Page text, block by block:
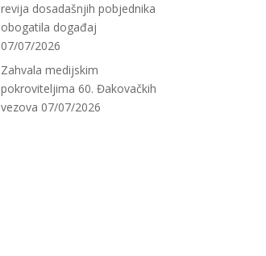
revija dosadašnjih pobjednika
obogatila događaj
07/07/2026
Zahvala medijskim
pokroviteljima 60. Đakovačkih
vezova 07/07/2026